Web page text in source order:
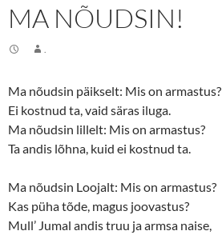
MA NÕUDSIN!
Ma nõudsin päikselt: Mis on armastus?
Ei kostnud ta, vaid säras iluga.
Ma nõudsin lillelt: Mis on armastus?
Ta andis lõhna, kuid ei kostnud ta.
Ma nõudsin Loojalt: Mis on armastus?
Kas püha tõde, magus joovastus?
Mull’ Jumal andis truu ja armsa naise,